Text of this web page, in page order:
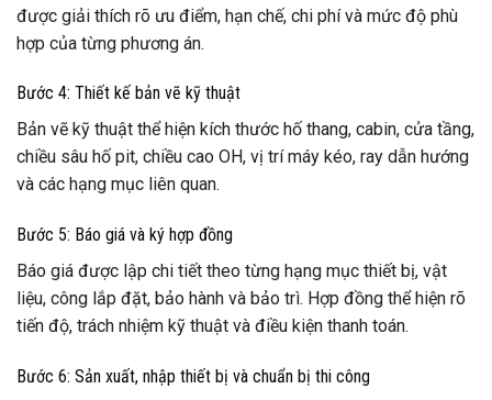
được giải thích rõ ưu điểm, hạn chế, chi phí và mức độ phù
hợp của từng phương án.
Bước 4: Thiết kế bản vẽ kỹ thuật
Bản vẽ kỹ thuật thể hiện kích thước hố thang, cabin, cửa tầng,
chiều sâu hố pit, chiều cao OH, vị trí máy kéo, ray dẫn hướng
và các hạng mục liên quan.
Bước 5: Báo giá và ký hợp đồng
Báo giá được lập chi tiết theo từng hạng mục thiết bị, vật
liệu, công lắp đặt, bảo hành và bảo trì. Hợp đồng thể hiện rõ
tiến độ, trách nhiệm kỹ thuật và điều kiện thanh toán.
Bước 6: Sản xuất, nhập thiết bị và chuẩn bị thi công